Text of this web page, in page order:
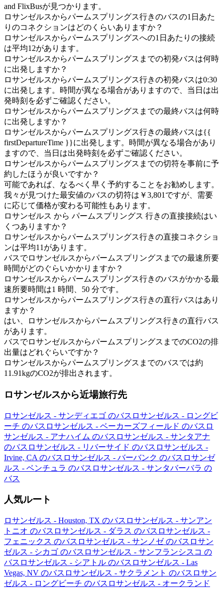
and FlixBusが見つかります。
ロサンゼルスからパームスプリングス行きのバスの1日あた
りのコネクションはどのくらいありますか？
ロサンゼルスからパームスプリングスへの1日あたりの接続
は平均12があります。
ロサンゼルスからパームスプリングスまでの初発バスは何時
に出発しますか？
ロサンゼルスからパームスプリングス行きの初発バスは0:30
に出発します。時間が異なる場合がありますので、当日は出
発時刻を必ずご確認ください。
ロサンゼルスからパームスプリングスまでの最終バスは何時
に出発しますか？
ロサンゼルスからパームスプリングス行きの最終バスは{{
firstDepartureTime }}に出発します。時間が異なる場合があり
ますので、当日は出発時刻を必ずご確認ください。
ロサンゼルスからパームスプリングスまでの切符を事前に予
約したほうが良いですか？
可能であれば、なるべく早く予約することをお勧めします。
我々が見つけた最安値のバスの切符は￥3,801ですが、需要
に応じて価格が変わる可能性もあります。
ロサンゼルス から パームスプリングス 行きの直接接続はい
くつありますか？
ロサンゼルスからパームスプリングス行きの直接コネクショ
ンは平均11があります。
バスでロサンゼルスからパームスプリングスまでの最速所要
時間がどのぐらいかかりますか？
ロサンゼルスからパームスプリングス行きのバスがかかる最
速所要時間は1 時間、50 分です。
ロサンゼルスからパームスプリングス行きの直行バスはあり
ますか？
はい、ロサンゼルスからパームスプリングス行きの直行バス
があります。
バスでロサンゼルスからパームスプリングスまでのCO2の排
出量はどれぐらいですか？
ロサンゼルスからパームスプリングスまでのバスでは約
11.91kgのCO2が排出されます。
ロサンゼルスから近場旅行先
ロサンゼルス - サンディエゴ のバス ロサンゼルス - ロングビ
ーチ のバス ロサンゼルス - ベーカーズフィールド のバス ロ
サンゼルス - アナハイム のバス ロサンゼルス - サンタアナ
のバス ロサンゼルス - リバーサイド のバス ロサンゼルス -
Irvine, CA のバス ロサンゼルス - バーバンク のバス ロサンゼ
ルス - ベンチュラ のバス ロサンゼルス - サンタバーバラ の
バス
人気ルート
ロサンゼルス - Houston, TX のバス ロサンゼルス - サンアン
トニオ のバス ロサンゼルス - ダラス のバス ロサンゼルス -
フェニックス のバス ロサンゼルス - サンノゼ のバス ロサン
ゼルス - シカゴ のバス ロサンゼルス - サンフランシスコ の
バス ロサンゼルス - シアトル のバス ロサンゼルス - Las
Vegas, NV のバス ロサンゼルス - サクラメント のバス ロサン
ゼルス - ロングビーチ のバス ロサンゼルス - オークランド